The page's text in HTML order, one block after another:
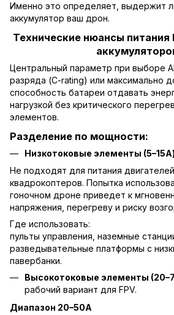
Именно это определяет, выдержит
аккумулятор ваш дрон.
Технические нюансы питания
Центральный параметр при выборе
разряда (C-rating) или максимально
способность батареи отдавать
нагрузкой без критического
элементов.
Разделение по мощности:
Низкотоковые элементы (5–15А)
Не подходят для питания
квадрокоптеров. Попытка
гоночном дроне приведет к
напряжения, перегреву и риску
Где использовать:
пульты управления, наземные
разведывательные платформы с
павербанки.
Высокотоковые элементы
рабочий вариант для FPV.
Диапазон 20–50А